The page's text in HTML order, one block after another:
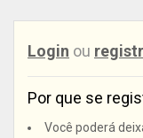
Login ou
Por que se
Você poderá